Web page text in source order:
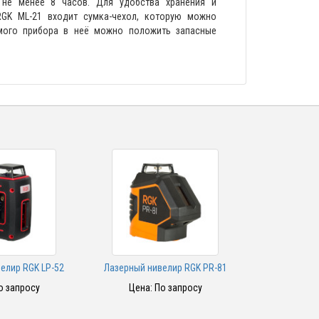
ML-21 входит сумка-чехол, которую можно
прибора в неё можно положить запасные
RGK LP-52
запросу
Лазерный нивелир RGK PR-81
Цена: По запросу